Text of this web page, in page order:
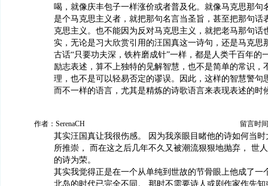
喝，就像庆丰包子一样涨价或者普及化。就像马克思那句
是个马克思主义者，就把那句名言当圣旨，甚至把那句话
克思主义。也不能因为反对马克思主义，就把老马那句话
实，无论是习大欣赏引用的汪国真这一诗句，还是马克思
古话“只要功夫深，铁杵磨成针”一样，都是人类千百年的
励志表述，算不上独特的见解智慧，也不是简单的常识，
理，也不是可以轻易否定的谬误。因此，这样的智慧警句
而不一样的语言，尤其是精炼的诗歌语言来表现表述的时
作者：SerenaCH 留言时
其实汪国真让我很伤感。 因为我亲眼目睹他的诗如何当
所推崇， 而在这之后几年不久又被潮流狠狠地抛弃， 世
的诗为荣。
其实我觉得正是在一个从单纯到世故的节骨眼上他成了一
北岛的时代已完全不同。 那时不需要诗人或剧作家作先